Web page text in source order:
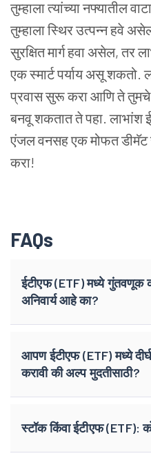
तुम्हालात्यांच्यानफ्यातीलवाटा
तुम्हालास्थिरउत्पन्नहवे
सुरक्षितमार्गहवाअसेल, तर
एकस्मार्टपर्यायअसूशकतो.
प्रवाससुरूकराआणितेतुमचे
बनवूशकताततेपहा. लाभांश
एंजलवनसहएकमोफतडीमॅट
करा!
FAQs
ईटीएफ (ETF) मध्ये गुंतवणूक
अनिवार्य आहे का?
आपण ईटीएफ (ETF) मध्ये
करावी की अल्प मुदतीसाठी?
स्टॉक किंवा ईटीएफ (ETF):